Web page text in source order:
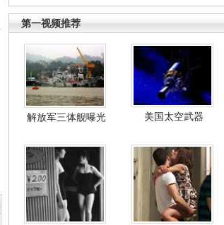
第一视频推荐
解放军三体舰曝光 美国太空武器